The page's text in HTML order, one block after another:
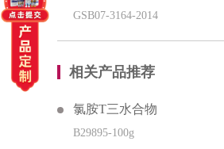
GSB07-3164-2014
相关产品推荐
氯胺T三水合物
B29895-100g